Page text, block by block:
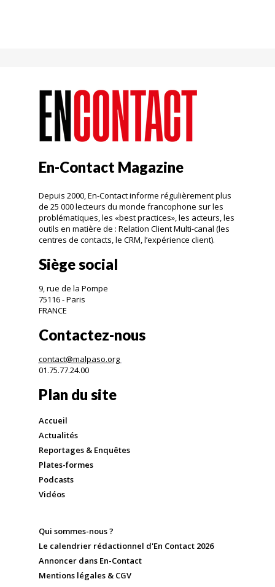
En-Contact Magazine
Depuis 2000, En-Contact informe régulièrement plus
de 25 000 lecteurs du monde francophone sur les
problématiques, les «best practices», les acteurs, les
outils en matière de : Relation Client Multi-canal (les
centres de contacts, le CRM, l’expérience client).
Siège social
9, rue de la Pompe
75116 - Paris
FRANCE
Contactez-nous
contact@malpaso.org
01.75.77.24.00
Plan du site
Accueil
Actualités
Reportages & Enquêtes
Plates-formes
Podcasts
Vidéos
Qui sommes-nous ?
Le calendrier rédactionnel d'En Contact 2026
Annoncer dans En-Contact
Mentions légales & CGV